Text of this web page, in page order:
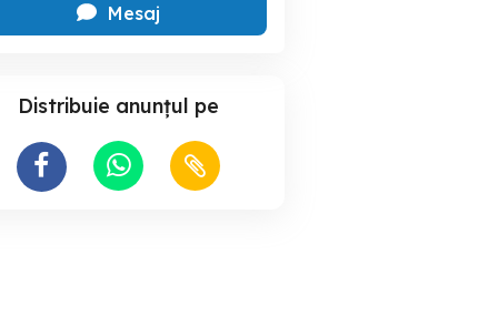
Mesaj
Distribuie anunțul pe